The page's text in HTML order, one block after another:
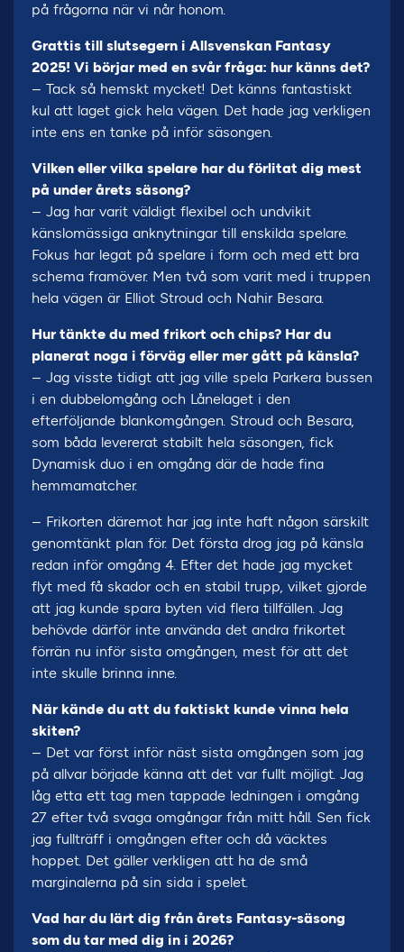
på frågorna när vi når honom.
Grattis till slutsegern i Allsvenskan Fantasy
2025! Vi börjar med en svår fråga: hur känns det?
– Tack så hemskt mycket! Det känns fantastiskt
kul att laget gick hela vägen. Det hade jag verkligen
inte ens en tanke på inför säsongen.
Vilken eller vilka spelare har du förlitat dig mest
på under årets säsong?
– Jag har varit väldigt flexibel och undvikit
känslomässiga anknytningar till enskilda spelare.
Fokus har legat på spelare i form och med ett bra
schema framöver. Men två som varit med i truppen
hela vägen är Elliot Stroud och Nahir Besara.
Hur tänkte du med frikort och chips? Har du
planerat noga i förväg eller mer gått på känsla?
– Jag visste tidigt att jag ville spela Parkera bussen
i en dubbelomgång och Lånelaget i den
efterföljande blankomgången. Stroud och Besara,
som båda levererat stabilt hela säsongen, fick
Dynamisk duo i en omgång där de hade fina
hemmamatcher.
– Frikorten däremot har jag inte haft någon särskilt
genomtänkt plan för. Det första drog jag på känsla
redan inför omgång 4. Efter det hade jag mycket
flyt med få skador och en stabil trupp, vilket gjorde
att jag kunde spara byten vid flera tillfällen. Jag
behövde därför inte använda det andra frikortet
förrän nu inför sista omgången, mest för att det
inte skulle brinna inne.
När kände du att du faktiskt kunde vinna hela
skiten?
– Det var först inför näst sista omgången som jag
på allvar började känna att det var fullt möjligt. Jag
låg etta ett tag men tappade ledningen i omgång
27 efter två svaga omgångar från mitt håll. Sen fick
jag fullträff i omgången efter och då väcktes
hoppet. Det gäller verkligen att ha de små
marginalerna på sin sida i spelet.
Vad har du lärt dig från årets Fantasy-säsong
som du tar med dig in i 2026?